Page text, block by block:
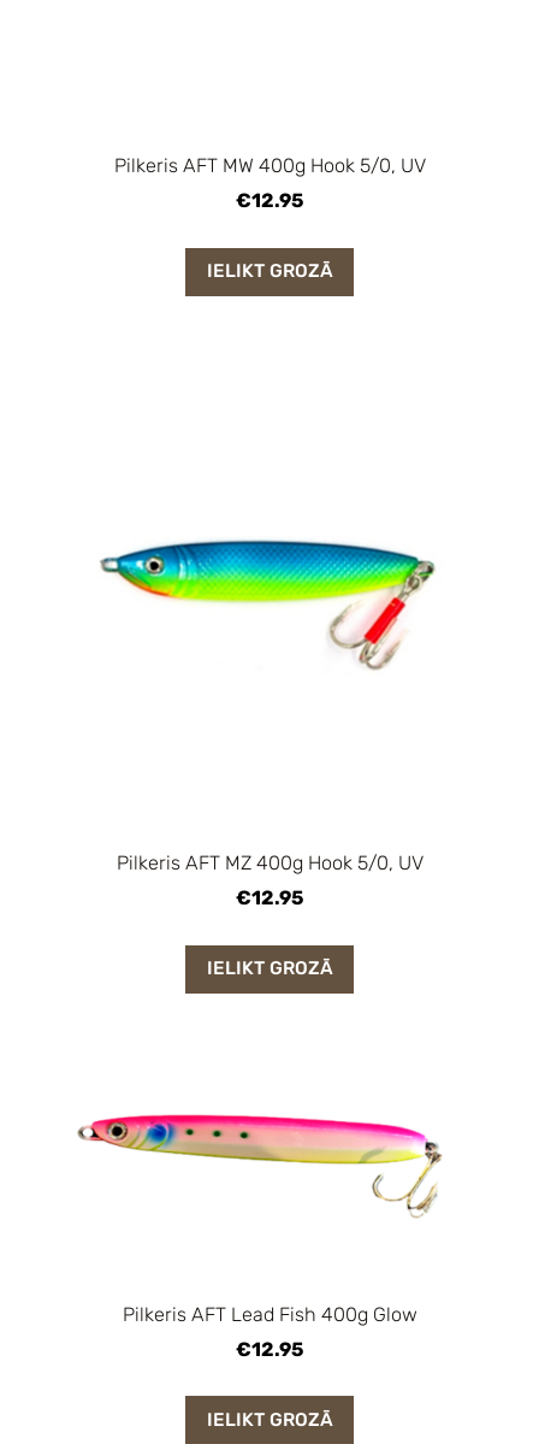
Pilkeris AFT MW 400g Hook 5/0, UV
€12.95
IELIKT GROZĀ
Pilkeris AFT MZ 400g Hook 5/0, UV
€12.95
IELIKT GROZĀ
Pilkeris AFT Lead Fish 400g Glow
€12.95
IELIKT GROZĀ